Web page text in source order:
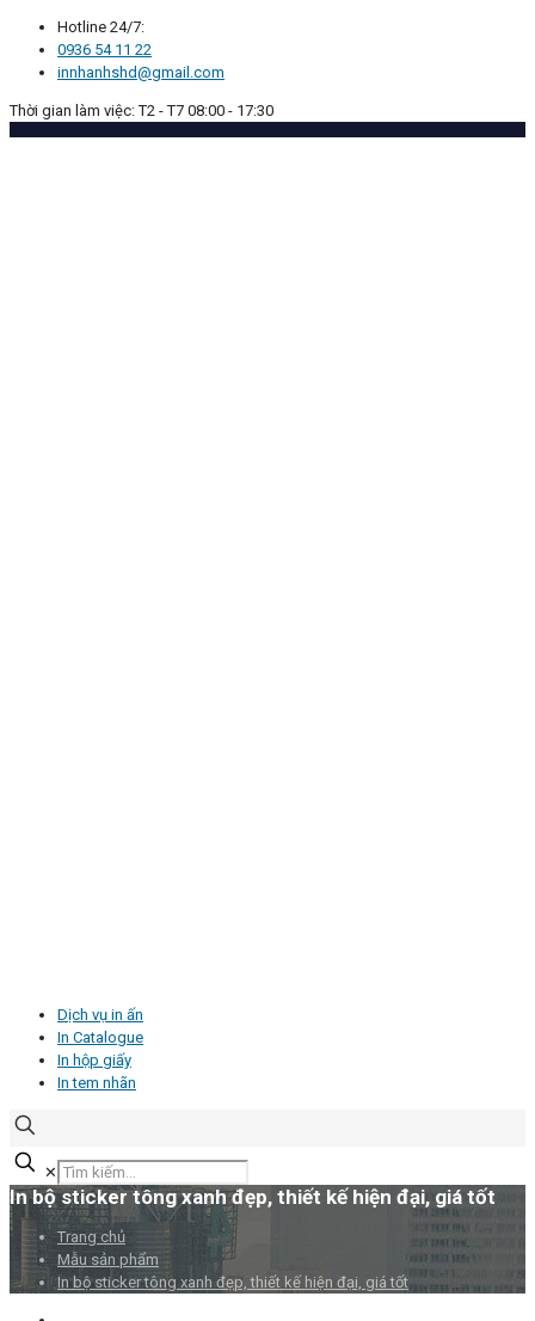
Hotline 24/7:
0936 54 11 22
innhanhshd@gmail.com
Thời gian làm việc: T2 - T7 08:00 - 17:30
Dịch vụ in ấn
In Catalogue
In hộp giấy
In tem nhãn
✕
In bộ sticker tông xanh đẹp, thiết kế hiện đại, giá tốt
Trang chủ
Mẫu sản phẩm
In bộ sticker tông xanh đẹp, thiết kế hiện đại, giá tốt